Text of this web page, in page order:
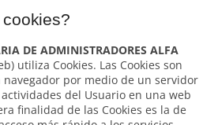
DE ADMINISTRADORES ALFA
utiliza Cookies. Las Cookies son
navegador por medio de un servidor
del Usuario en una web
finalidad de las Cookies es la de